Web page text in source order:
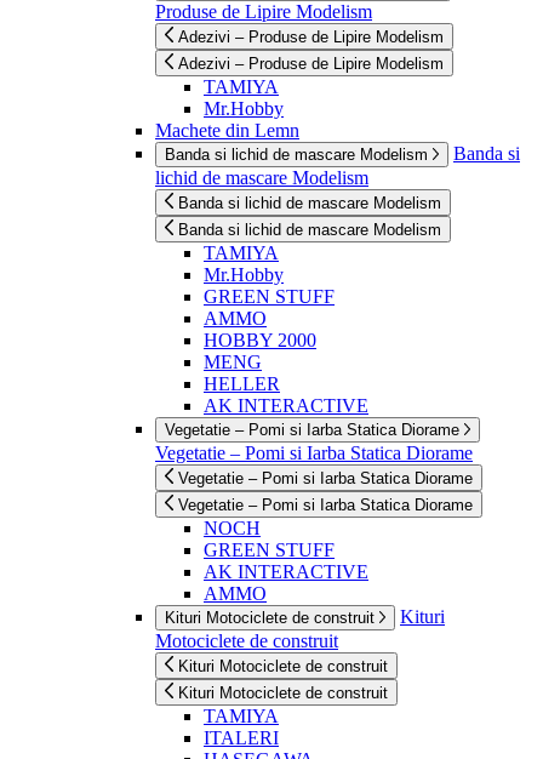
Produse de Lipire Modelism
Adezivi – Produse de Lipire Modelism
Adezivi – Produse de Lipire Modelism
TAMIYA
Mr.Hobby
Machete din Lemn
Banda si lichid de mascare Modelism
Banda si
lichid de mascare Modelism
Banda si lichid de mascare Modelism
Banda si lichid de mascare Modelism
TAMIYA
Mr.Hobby
GREEN STUFF
AMMO
HOBBY 2000
MENG
HELLER
AK INTERACTIVE
Vegetatie – Pomi si Iarba Statica Diorame
Vegetatie – Pomi si Iarba Statica Diorame
Vegetatie – Pomi si Iarba Statica Diorame
Vegetatie – Pomi si Iarba Statica Diorame
NOCH
GREEN STUFF
AK INTERACTIVE
AMMO
Kituri Motociclete de construit
Kituri
Motociclete de construit
Kituri Motociclete de construit
Kituri Motociclete de construit
TAMIYA
ITALERI